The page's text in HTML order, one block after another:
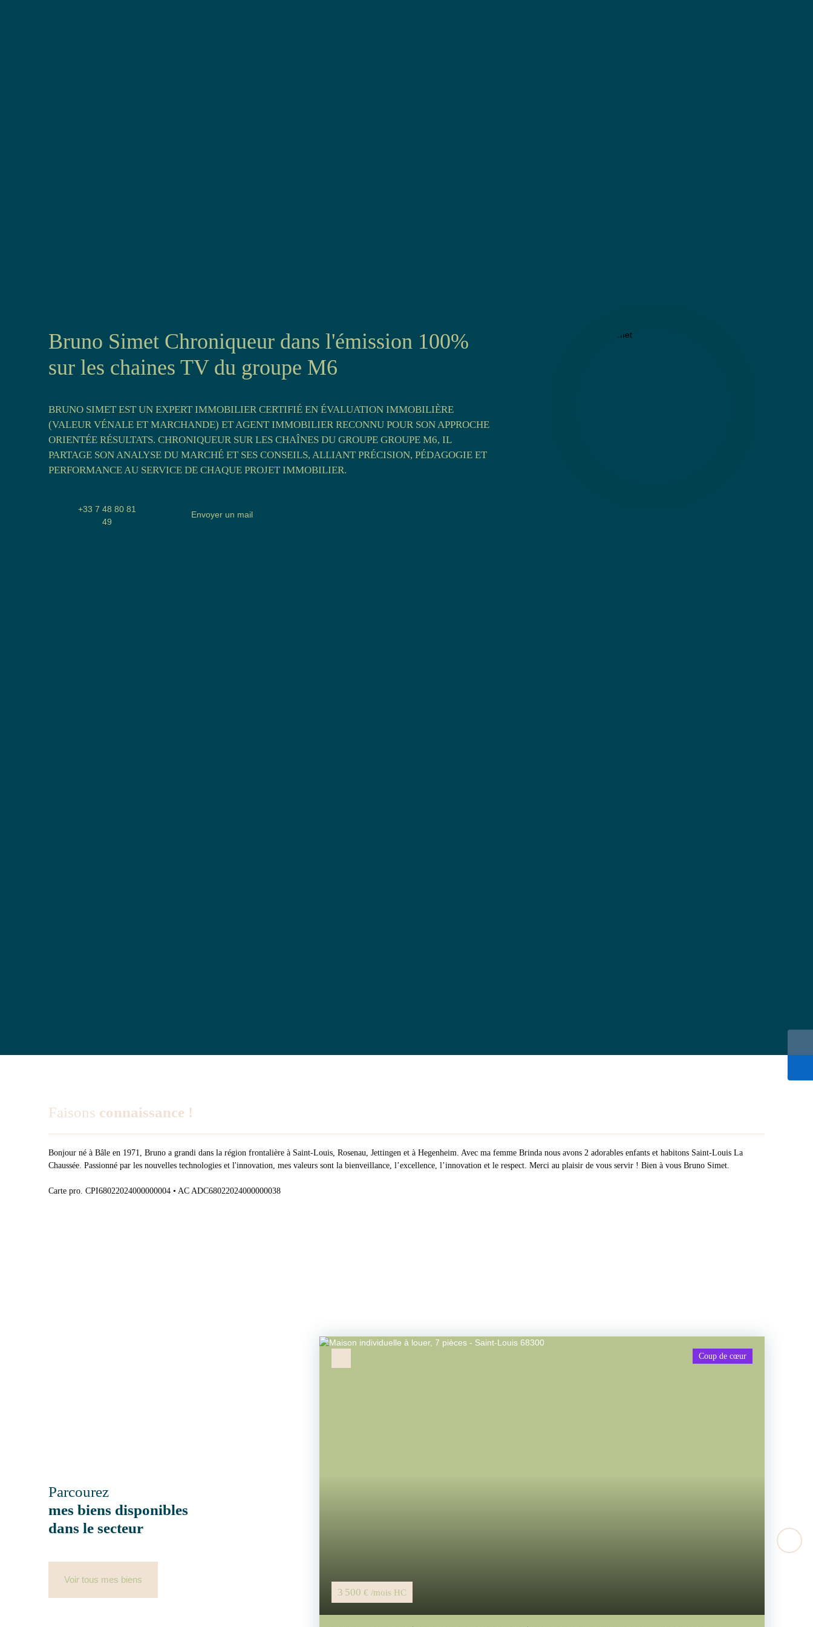
Bruno Simet Chroniqueur dans l'émission 100%
sur les chaines TV du groupe M6
BRUNO SIMET EST UN EXPERT IMMOBILIER CERTIFIÉ EN ÉVALUATION IMMOBILIÈRE
(VALEUR VÉNALE ET MARCHANDE) ET AGENT IMMOBILIER RECONNU POUR SON APPROCHE
ORIENTÉE RÉSULTATS. CHRONIQUEUR SUR LES CHAÎNES DU GROUPE GROUPE M6, IL
PARTAGE SON ANALYSE DU MARCHÉ ET SES CONSEILS, ALLIANT PRÉCISION, PÉDAGOGIE ET
PERFORMANCE AU SERVICE DE CHAQUE PROJET IMMOBILIER.
+33 7 48 80 81
49
Envoyer un mail
Faisons connaissance !
Bonjour né à Bâle en 1971, Bruno a grandi dans la région frontalière à Saint-Louis, Rosenau, Jettingen et à Hegenheim. Avec ma femme Brinda nous avons 2 adorables enfants et habitons Saint-Louis La
Chaussée. Passionné par les nouvelles technologies et l'innovation, mes valeurs sont la bienveillance, l’excellence, l’innovation et le respect. Merci au plaisir de vous servir ! Bien à vous Bruno Simet.
Carte pro. CPI68022024000000004 • AC ADC68022024000000038
Parcourez
mes biens disponibles
dans le secteur
Voir tous mes biens
3 500 € /mois HC
Coup de cœur